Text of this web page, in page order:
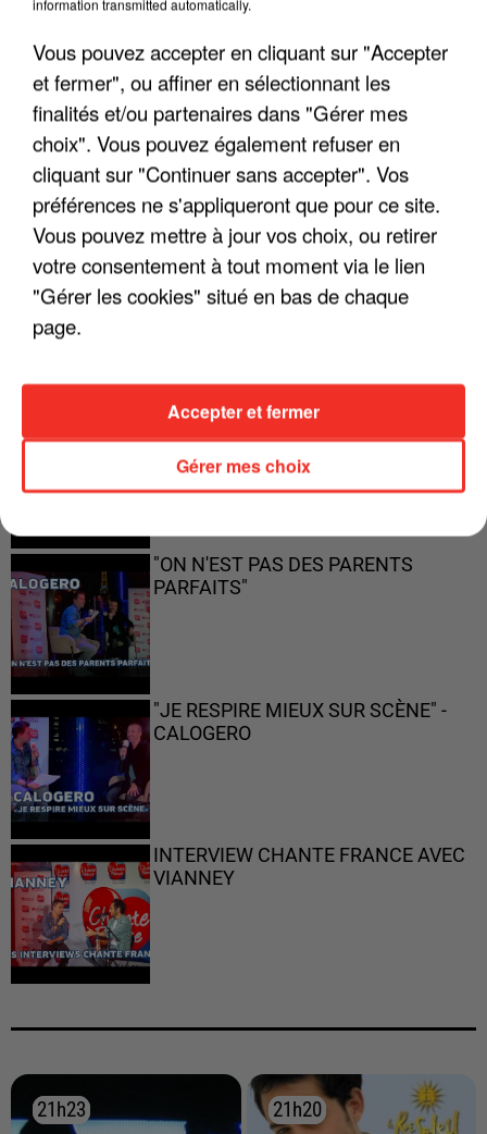
LES INTERVIEWS CHANTE
FRANCE
Voir plus
"JE SUIS À DISPOSITION DES
ENFOIRÉS"
"ON A TOUS LE TRAC"
"ON N'EST PAS DES PARENTS
PARFAITS"
"JE RESPIRE MIEUX SUR SCÈNE" -
CALOGERO
INTERVIEW CHANTE FRANCE AVEC
VIANNEY
21h23
21h23 21h20
21h20
information transmitted automatically.
Vous pouvez accepter en cliquant sur "Accepter
et fermer", ou affiner en sélectionnant les
finalités et/ou partenaires dans "Gérer mes
choix". Vous pouvez également refuser en
cliquant sur "Continuer sans accepter". Vos
préférences ne s'appliqueront que pour ce site.
Vous pouvez mettre à jour vos choix, ou retirer
votre consentement à tout moment via le lien
"Gérer les cookies" situé en bas de chaque
page.
Gérer mes choix
Accepter et fermer